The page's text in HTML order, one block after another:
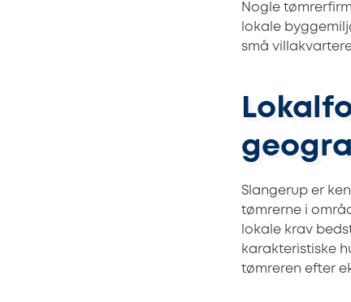
Nogle
lokale
små
Slangerup er
tømrerne i
lokale krav
karakteristiske
tømreren efter